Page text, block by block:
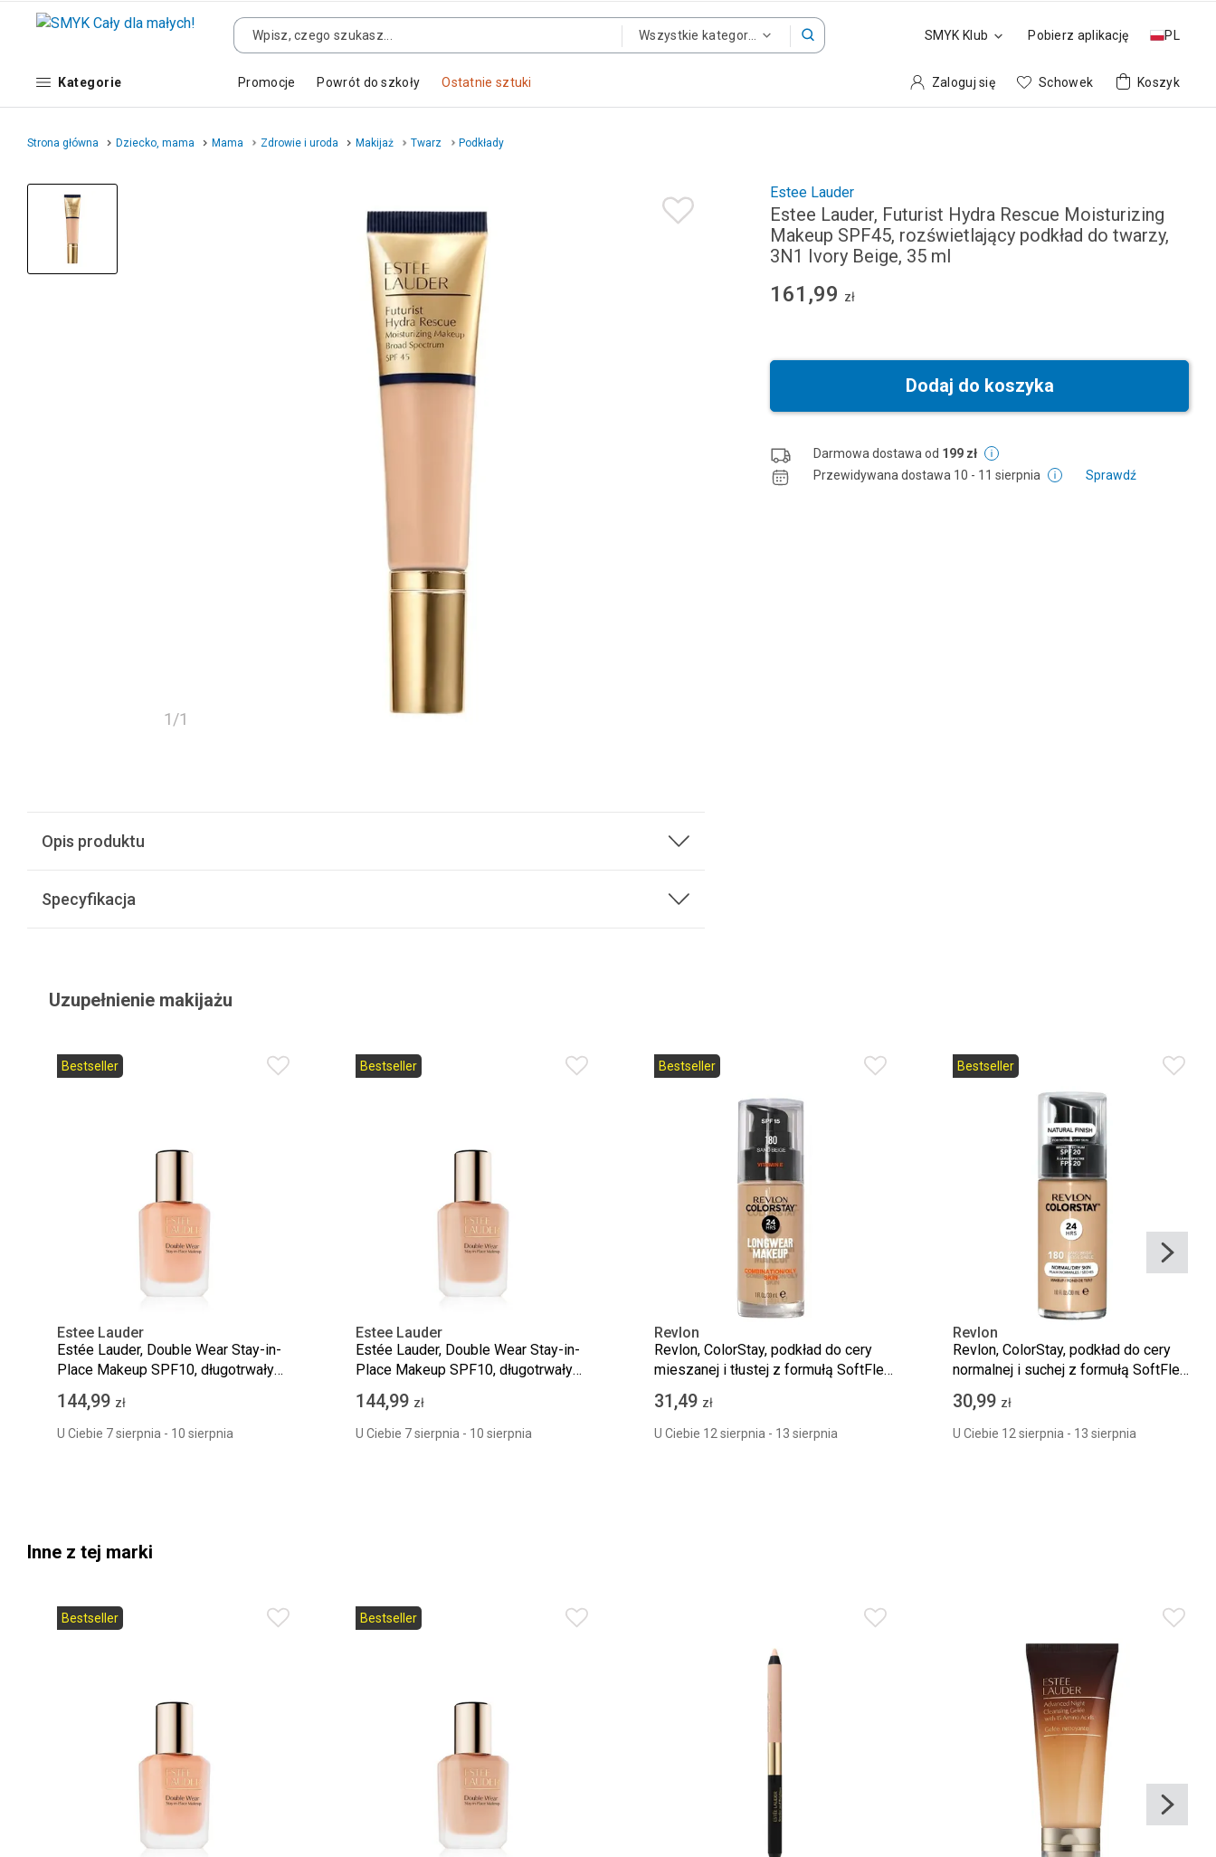
SMYK Klub Pobierz aplikację PL
Kategorie Promocje Powrót do szkoły Ostatnie sztuki Zaloguj się Schowek Koszyk
Strona główna Dziecko, mama Mama Zdrowie i uroda Makijaż Twarz Podkłady
1/1
Opis produktu
Specyfikacja
Estee Lauder
Estee Lauder, Futurist Hydra Rescue Moisturizing
Makeup SPF45, rozświetlający podkład do twarzy,
3N1 Ivory Beige, 35 ml
161,99 zł
Dodaj do koszyka
Darmowa dostawa od 199 zł
Przewidywana dostawa 10 - 11 sierpnia Sprawdź
Uzupełnienie makijażu
Bestseller
Estee Lauder
Estée Lauder, Double Wear Stay-in-
Place Makeup SPF10, długotrwały
podkład matujący, 2N1 Desert Beige,
30 ml
144,99 zł
U Ciebie 7 sierpnia - 10 sierpnia
Bestseller
Estee Lauder
Estée Lauder, Double Wear Stay-in-
Place Makeup SPF10, długotrwały
podkład matujący, 1N2 Ecru, 30 ml
144,99 zł
U Ciebie 7 sierpnia - 10 sierpnia
Bestseller
Revlon
Revlon, ColorStay, podkład do cery
mieszanej i tłustej z formułą SoftFlex,
180 Sand Beige, 30 ml
31,49 zł
U Ciebie 12 sierpnia - 13 sierpnia
Bestseller
Revlon
Revlon, ColorStay, podkład do cery
normalnej i suchej z formułą SoftFlex,
180 Sand Beige, 30 ml
30,99 zł
U Ciebie 12 sierpnia - 13 sierpnia
Inne z tej marki
Bestseller Bestseller